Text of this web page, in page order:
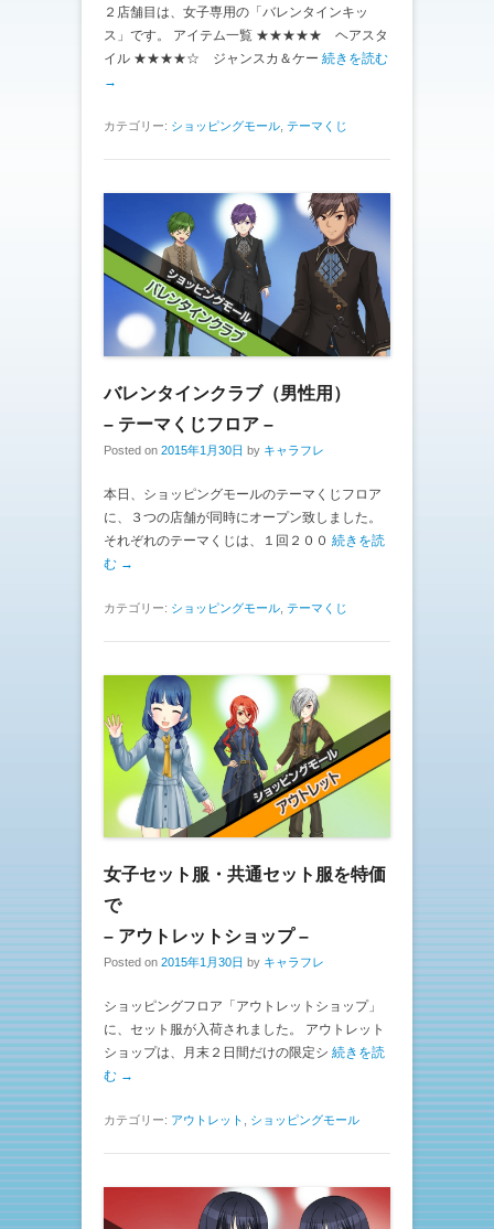
２店舗目は、女子専用の「バレンタインキッ
ス」です。 アイテム一覧 ★★★★★ ヘアスタ
イル ★★★★☆ ジャンスカ＆ケー 続きを読む
→
カテゴリー: ショッピングモール テーマくじ
バレンタインクラブ（男性用）
– テーマくじフロア –
Posted on 2015年1月30日 by キャラフレ
本日、ショッピングモールのテーマくじフロア
に、３つの店舗が同時にオープン致しました。
それぞれのテーマくじは、１回２００ 続きを読
む →
カテゴリー: ショッピングモール テーマくじ
女子セット服・共通セット服を特価
で
– アウトレットショップ –
Posted on 2015年1月30日 by キャラフレ
ショッピングフロア「アウトレットショップ」
に、セット服が入荷されました。 アウトレット
ショップは、月末２日間だけの限定シ 続きを読
む →
カテゴリー: アウトレット ショッピングモール